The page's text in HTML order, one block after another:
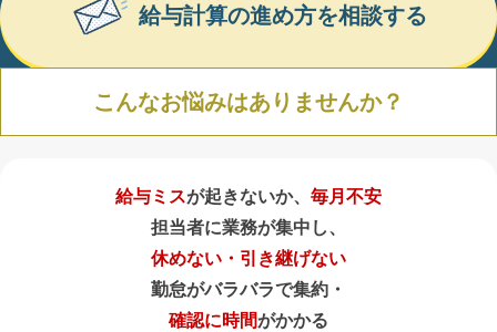
給与計算の進め方を相談する
こんなお悩みはありませんか？
給与ミスが起きないか、 毎月不安
担当者に業務が集中し、
休めない・引き継げない
勤怠がバラバラで集約・
確認に時間がかかる